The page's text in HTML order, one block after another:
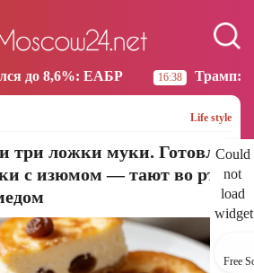
16:38 Трамп: США больше не
Life style
Could
not
load
Free
три ложки муки. Готовлю
с изюмом — тают во рту